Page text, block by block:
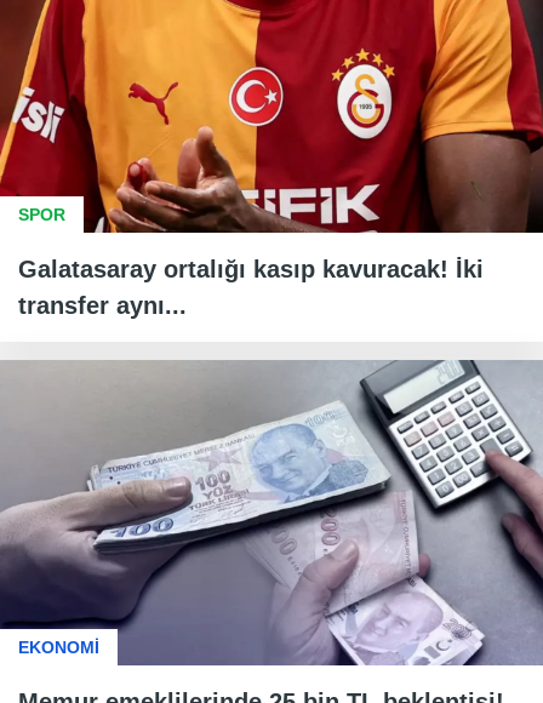
SPOR
Galatasaray ortalığı kasıp kavuracak! İki
transfer aynı...
EKONOMİ